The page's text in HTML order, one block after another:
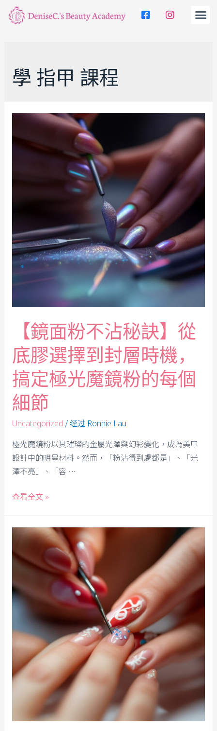
學 指甲 課程
【鏡面粉不沾秘訣】從
底膠選擇到封層時機，
搞定極光魔鏡粉的每個
細節
Uncategorized / 经过 Ronnie Lau
極光魔鏡粉以其璀璨的金屬光澤與幻彩變化，成為美甲
設計中的明星材料。然而，「粉沾得到處都是」、「光
澤不亮」、「容 …
查看全文 »